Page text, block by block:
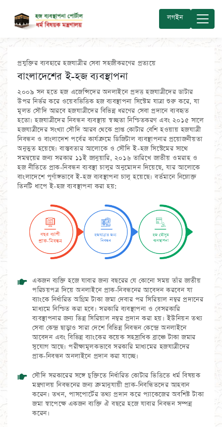
লগইন
প্রযুক্তির ব্যবহারে হজযাত্রীর সেবা সহজীকরণের প্রত্যয়ে
বাংলাদেশের ই-হজ ব্যবস্থাপনা
২০০৯ সন হতে হজ এজেন্সিদের অনলাইনে প্রদত্ত হজযাত্রীদের ডাটার
উপর নির্ভর করে ওয়েবভিত্তিক হজ ব্যবস্থাপনা সিস্টেম যাত্রা শুরু করে, যা
মূলত সৌদি আরবে হজযাত্রীদের বিভিন্ন ধরণের সেবা প্রদানে ব্যবহৃত
হতো। হজযাত্রীদের নিবন্ধন ব্যবস্থায় স্বচ্ছতা নিশ্চিতকরণ এবং ২০১৫ সালে
হজযাত্রীদের সংখ্যা সৌদি আরব থেকে প্রাপ্ত কোটার বেশি হওয়ায় হজযাত্রী
নিবন্ধন ও বাংলাদেশ পর্বের কার্যক্রমে ডিজিটাল ব্যবস্থাপনার প্রয়োজনীয়তা
অনুভুত হয়েছে। বাস্তবতার আলোকে ও সৌদি ই-হজ সিস্টেমের সাথে
সমন্বয়ের জন্য সরকার ১১ই জানুয়ারি, ২০১৬ তারিখে জাতীয় ওমরাহ ও
হজ নীতিতে প্রাক-নিবন্ধন ব্যবস্থা চালুর অনুমোদন দিয়েছে, যার আলোকে
বাংলাদেশে পূর্ণাঙ্গভাবে ই-হজ ব্যবস্থাপনা চালু হয়েছে। বর্তমানে নিম্নোক্ত
তিনটি ধাপে ই-হজ ব্যবস্থাপনা করা হয়:
একজন ব্যক্তি হজে যাবার জন্য বছরের যে কোনো সময় তাঁর জাতীয়
পরিচয়পত্র দিয়ে অনলাইনে প্রাক-নিবন্ধনের আবেদন করবেন যা
ব্যাংকে নির্ধারিত অগ্রিম টাকা জমা দেবার পর সিরিয়াল নম্বর প্রদানের
মাধ্যমে নিশ্চিত করা হবে। সরকারি ব্যবস্থাপনা ও বেসরকারি
ব্যবস্থাপনার জন্য ভিন্ন সিরিয়াল নম্বর প্রদান করা হয়। ইউনিয়ন তথ্য
সেবা কেন্দ্র ছাড়াও সারা দেশে বিভিন্ন নিবন্ধন কেন্দ্রে অনলাইনে
আবেদন এবং বিভিন্ন ব্যাংকের কয়েক সহস্রাধিক ব্রাঞ্চে টাকা জমার
সুযোগ আছে। পরীক্ষামূলকভাবে সরকারি মাধ্যমের হজযাত্রীদের
প্রাক-নিবন্ধন অনলাইনে প্রদান করা যাচ্ছে।
সৌদি সরকারের সঙ্গে চুক্তিতে নির্ধারিত কোটার ভিত্তিতে ধর্ম বিষয়ক
মন্ত্রণালয় নিবন্ধনের জন্য ক্রমানুযায়ী প্রাক-নিবন্ধিতদের আহবান
করেন। তখন, পাসপোর্টের তথ্য প্রদান করে প্যাকেজের অবশিষ্ট টাকা
জমা স্বাপেক্ষে একজন ব্যক্তি ঐ বছরে হজে যাবার নিবন্ধন সম্পন্ন
করেন।